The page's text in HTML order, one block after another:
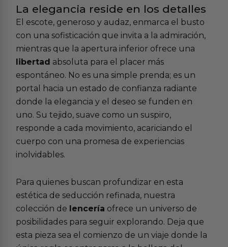
La elegancia reside en los detalles
El escote, generoso y audaz, enmarca el busto
con una sofisticación que invita a la admiración,
mientras que la apertura inferior ofrece una
libertad absoluta para el placer más
espontáneo. No es una simple prenda; es un
portal hacia un estado de confianza radiante
donde la elegancia y el deseo se funden en
uno. Su tejido, suave como un suspiro,
responde a cada movimiento, acariciando el
cuerpo con una promesa de experiencias
inolvidables.
Para quienes buscan profundizar en esta
estética de seducción refinada, nuestra
colección de lencería ofrece un universo de
posibilidades para seguir explorando. Deja que
esta pieza sea el comienzo de un viaje donde la